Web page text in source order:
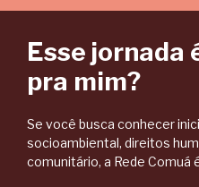
Esse jornada
pra mim?
Se você busca conhecer
socioambiental, direitos
comunitário, a Rede Comuá